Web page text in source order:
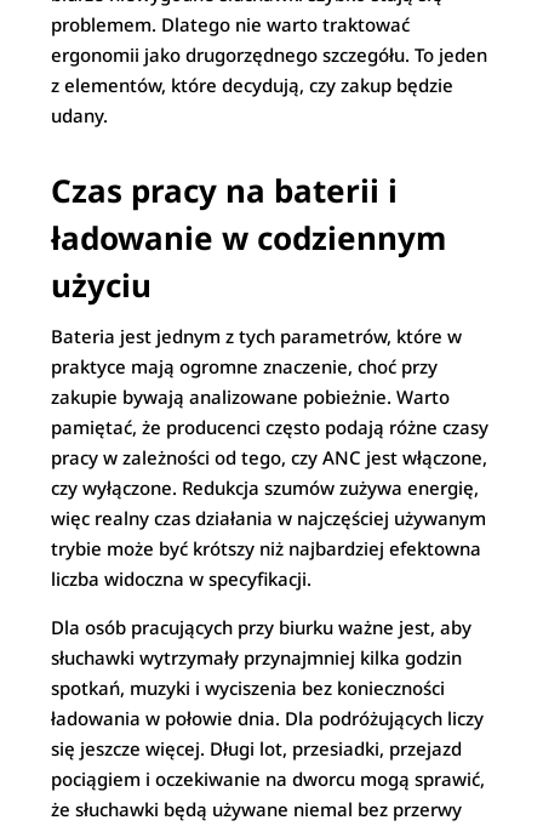
problemem. Dlatego nie warto traktować
ergonomii jako drugorzędnego szczegółu. To jeden
z elementów, które decydują, czy zakup będzie
udany.
Czas pracy na baterii i
ładowanie w codziennym
użyciu
Bateria jest jednym z tych parametrów, które w
praktyce mają ogromne znaczenie, choć przy
zakupie bywają analizowane pobieżnie. Warto
pamiętać, że producenci często podają różne czasy
pracy w zależności od tego, czy ANC jest włączone,
czy wyłączone. Redukcja szumów zużywa energię,
więc realny czas działania w najczęściej używanym
trybie może być krótszy niż najbardziej efektowna
liczba widoczna w specyfikacji.
Dla osób pracujących przy biurku ważne jest, aby
słuchawki wytrzymały przynajmniej kilka godzin
spotkań, muzyki i wyciszenia bez konieczności
ładowania w połowie dnia. Dla podróżujących liczy
się jeszcze więcej. Długi lot, przesiadki, przejazd
pociągiem i oczekiwanie na dworcu mogą sprawić,
że słuchawki będą używane niemal bez przerwy